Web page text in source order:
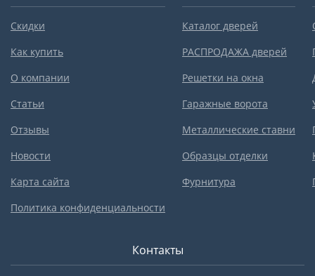
Скидки
Как купить
О компании
Статьи
Отзывы
Новости
Карта сайта
Политика конфиденциальности
Каталог дверей
РАСПРОДАЖА дверей
Решетки на окна
Гаражные ворота
Металлические ставни
Образцы отделки
Фурнитура
Контакты